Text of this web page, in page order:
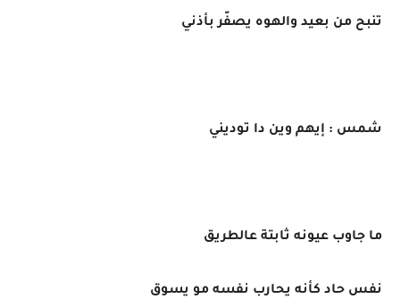
تنبح من بعيد والهوه يصفّر بأذني
شمس : إيهم وين دا توديني
ما جاوب عيونه ثابتة عالطريق
نفس حاد كأنه يحارب نفسه مو يسوق